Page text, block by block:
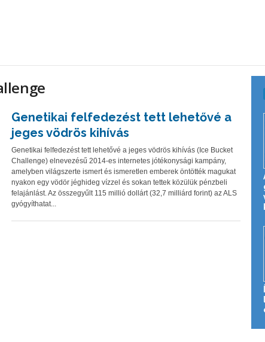
Genetikai felfedezést tett lehetővé a
jeges vödrös kihívás
Genetikai felfedezést tett lehetővé a jeges vödrös kihívás (Ice Bucket
Challenge) elnevezésű 2014-es internetes jótékonysági kampány,
amelyben világszerte ismert és ismeretlen emberek öntötték magukat
nyakon egy vödör jéghideg vízzel és sokan tettek közülük pénzbeli
felajánlást. Az összegyűlt 115 millió dollárt (32,7 milliárd forint) az ALS
gyógyíthatat...